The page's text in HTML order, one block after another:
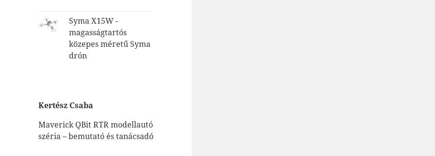
Syma X15W -
magasságtartós
közepes méretű Syma
drón
Kertész Csaba
Maverick QBit RTR modellautó
széria – bemutató és tanácsadó